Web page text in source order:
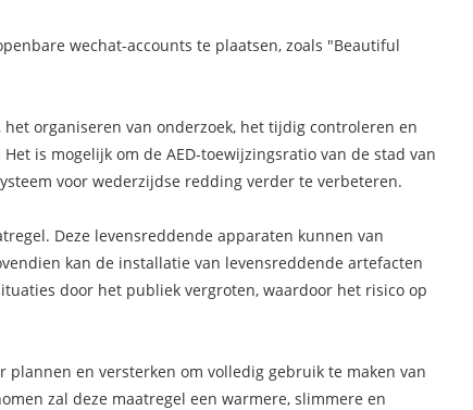
wechat-accounts te plaatsen, zoals "Beautiful
organiseren van onderzoek, het tijdig controleren en
is mogelijk om de AED-toewijzingsratio van de stad van
voor wederzijdse redding verder te verbeteren.
Deze levensreddende apparaten kunnen van
kan de installatie van levensreddende artefacten
door het publiek vergroten, waardoor het risico op
plannen en versterken om volledig gebruik te maken van
zal deze maatregel een warmere, slimmere en